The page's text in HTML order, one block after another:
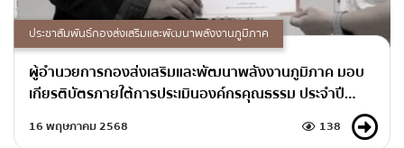
ประชาสัมพันธ์กองส่งเสริมและพัฒนาพลังงานภูมิภาค
ผู้อำนวยการกองส่งเสริมและพัฒนาพลังงานภูมิภาค มอบ
เกียรติบัตรภายใต้การประเมินองค์กรคุณธรรม ประจำปี
16 พฤษภาคม 2568 138